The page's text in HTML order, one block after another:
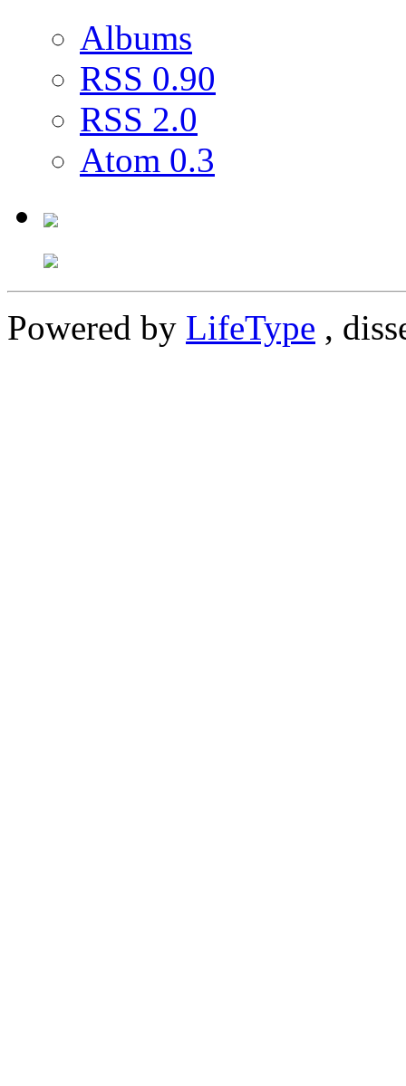
Albums
RSS 0.90
RSS 2.0
Atom 0.3
Powered by LifeType ,